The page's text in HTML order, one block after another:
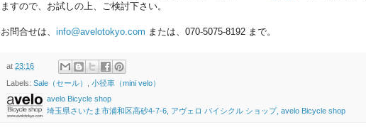
ますので、お試しの上、ご検討下さい。
お問合せは、 info@avelotokyo.com または、070-5075-8192 まで。
at 23:16
Labels: Sale（セール） , 小径車（mini velo）
avelo Bicycle shop
埼玉県さいたま市浦和区高砂4-7-6, アヴェロ バイシクル ショップ, avelo Bicycle shop